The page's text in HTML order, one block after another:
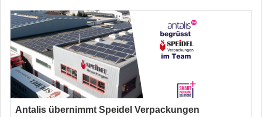
Antalis übernimmt Speidel Verpackungen